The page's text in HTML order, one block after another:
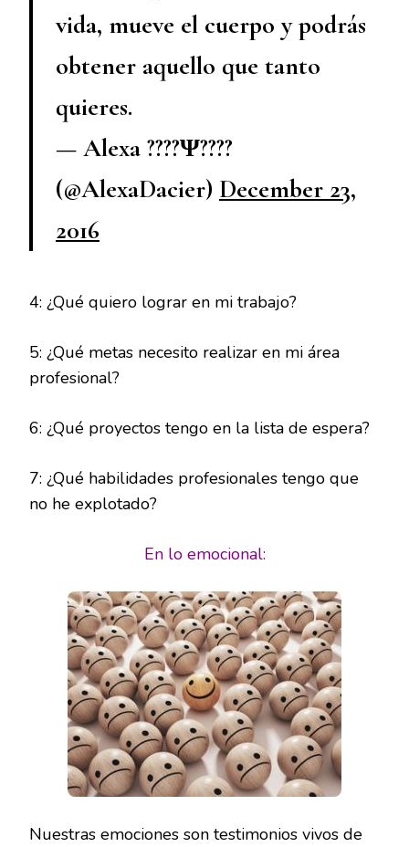
vida, mueve el cuerpo y podrás
obtener aquello que tanto
quieres.
— Alexa ????Ψ????
(@AlexaDacier) December 23,
2016
4: ¿Qué quiero lograr en mi trabajo?
5: ¿Qué metas necesito realizar en mi área
profesional?
6: ¿Qué proyectos tengo en la lista de espera?
7: ¿Qué habilidades profesionales tengo que
no he explotado?
En lo emocional:
Nuestras emociones son testimonios vivos de